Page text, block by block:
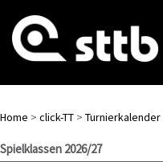
Home > click-TT > Turnierkalender
Spielklassen 2026/27